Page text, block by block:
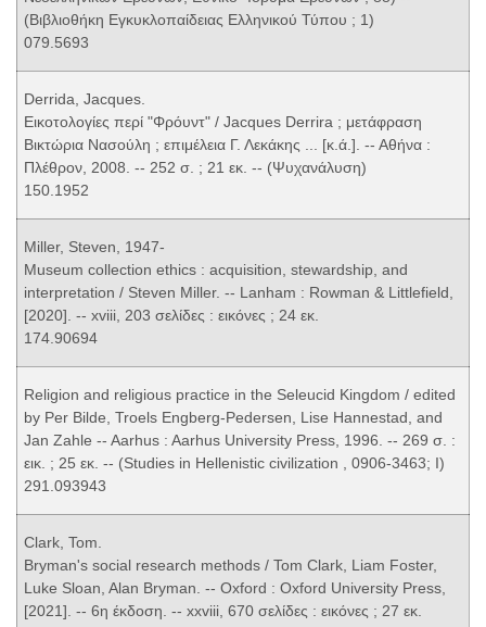
(Βιβλιοθήκη Εγκυκλοπαίδειας Ελληνικού Τύπου ; 1)
079.5693
Derrida, Jacques.
Εικοτολογίες περί "Φρόυντ" / Jacques Derrira ; μετάφραση
Βικτώρια Νασούλη ; επιμέλεια Γ. Λεκάκης ... [κ.ά.]. -- Αθήνα :
Πλέθρον, 2008. -- 252 σ. ; 21 εκ. -- (Ψυχανάλυση)
150.1952
Miller, Steven, 1947-
Museum collection ethics : acquisition, stewardship, and
interpretation / Steven Miller. -- Lanham : Rowman & Littlefield,
[2020]. -- xviii, 203 σελίδες : εικόνες ; 24 εκ.
174.90694
Religion and religious practice in the Seleucid Kingdom / edited
by Per Bilde, Troels Engberg-Pedersen, Lise Hannestad, and
Jan Zahle -- Aarhus : Aarhus University Press, 1996. -- 269 σ. :
εικ. ; 25 εκ. -- (Studies in Hellenistic civilization , 0906-3463; I)
291.093943
Clark, Tom.
Bryman's social research methods / Tom Clark, Liam Foster,
Luke Sloan, Alan Bryman. -- Oxford : Oxford University Press,
[2021]. -- 6η έκδοση. -- xxviii, 670 σελίδες : εικόνες ; 27 εκ.